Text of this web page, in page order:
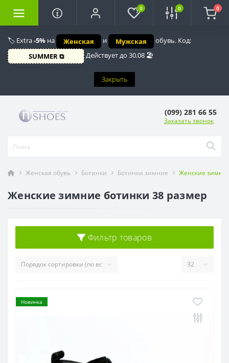
🏷️ Extra-5% на Женская и Мужская
обувь. Код:
SUMMER ⧉
Действует до 30.08 🏖️
Закрыть
0 0 0
(099) 281 66 55
Заказать звонок
Женская обувь Ботинки Ботинки зимние Женские
Женские зимние ботинки 38 размер
Фильтр товаров
Новинка